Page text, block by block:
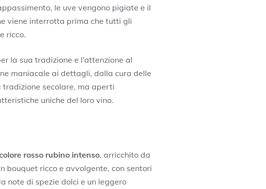
le uve vengono pigiate e il
viene interrotta prima che tutti gli
e ricco.
la sua tradizione e l’attenzione al
maniacale ai dettagli, dalla cura delle
tradizione secolare, ma aperti
uniche del loro vino.
rosso rubino intenso, arricchito da
bouquet ricco e avvolgente, con sentori
note di spezie dolci e un leggero